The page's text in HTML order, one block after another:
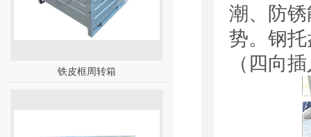
铁皮框周转箱
潮、防
势。钢
（四向